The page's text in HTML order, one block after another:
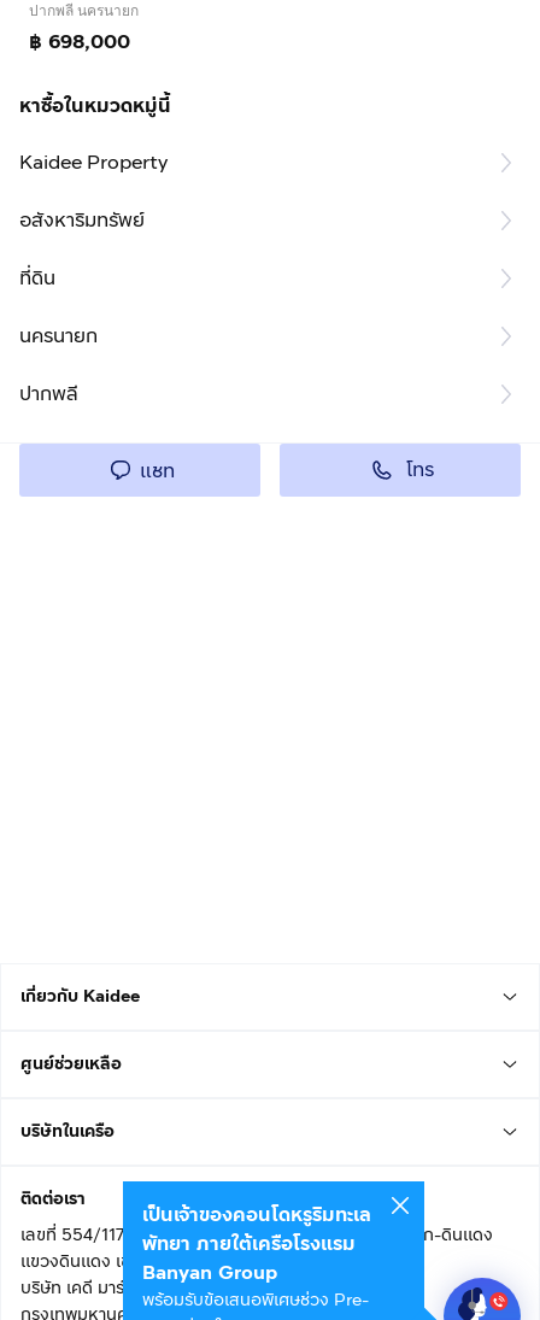
ปากพลี นครนายก
฿ 698,000
หาซื้อในหมวดหมู่นี้
Kaidee Property
อสังหาริมทรัพย์
ที่ดิน
นครนายก
ปากพลี
แชท โทร
เกี่ยวกับ Kaidee
ศูนย์ช่วยเหลือ
บริษัทในเครือ
ติดต่อเรา
เลขที่ 554/117 อาคารสกายไนน์ เซ็นเตอร์ ชั้น 22 ถนนอโศก-ดินแดง
แขวงดินแดง เขตดินแดง
บริษัท เคดี มาร์เก็ตเพลส จำกัด (สำนักงานใหญ่)
กรุงเทพมหานคร 10400
เป็นเจ้าของคอนโดหรูริมทะเล
พัทยา ภายใต้เครือโรงแรม
Banyan Group
พร้อมรับข้อเสนอพิเศษช่วง Pre-